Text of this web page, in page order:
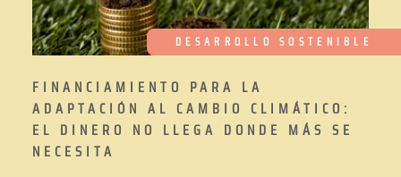
DESARROLLO SOSTENIBLE
FINANCIAMIENTO PARA LA
ADAPTACIÓN AL CAMBIO CLIMÁTICO:
EL DINERO NO LLEGA DONDE MÁS SE
NECESITA